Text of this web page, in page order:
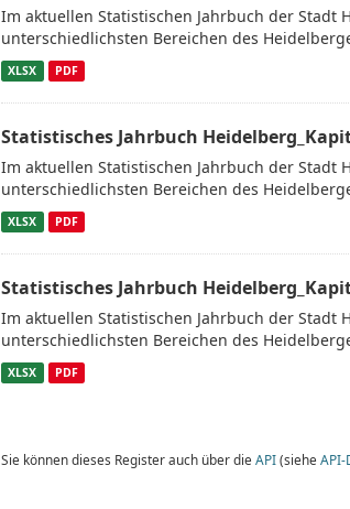
Im aktuellen Statistischen Jahrbuch der
unterschiedlichsten Bereichen des
XLSX PDF
Statistisches Jahrbuch
Im aktuellen Statistischen Jahrbuch der
unterschiedlichsten Bereichen des
XLSX PDF
Statistisches Jahrbuch
Im aktuellen Statistischen Jahrbuch der
unterschiedlichsten Bereichen des
XLSX PDF
Sie können dieses Register auch über die API(siehe